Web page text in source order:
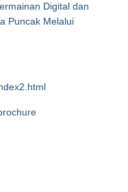
Digital dan
Puncak Melalui